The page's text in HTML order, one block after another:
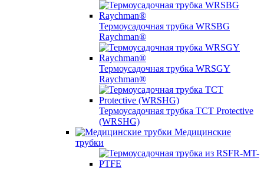
Термоусадочная трубка WRSBG
Raychman®
Термоусадочная трубка WRSGY
Raychman®
Термоусадочная трубка TCT Protective
(WRSHG)
Медицинские
трубки